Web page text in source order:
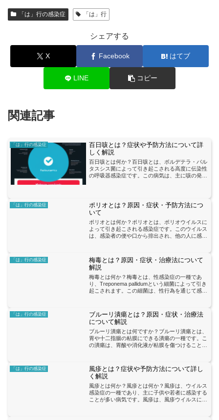
「は」行の感染症 「は」行
シェアする
X Facebook はてブ
LINE コピー
関連記事
「は」行の感染症
百日咳とは？症状や予防方法について詳
しく解説
百日咳とは何か？百日咳とは、ボルデテラ・パル
タスシス菌によって引き起こされる高度に伝染性
の呼吸器感染症です。この病気は、主に咳の発
「は」行の感染症
ポリオとは？原因・症状・予防方法につ
いて
ポリオとは何か？ポリオとは、ポリオウイルスに
よって引き起こされる感染症です。このウイルス
は、感染者の便や口から排出され、他の人に感染
オの主な症状には、発...
「は」行の感染症
梅毒とは？原因・症状・治療法について
解説
梅毒とは何か？梅毒とは、性感染症の一種であ
り、Treponema pallidumという細菌によって引き
起こされます。この細菌は、性行為を通じて感染
の症...
「は」行の感染症
ブルーリ潰瘍とは？原因・症状・治療法
について解説
ブルーリ潰瘍とは何ですか？ブルーリ潰瘍とは、
胃や十二指腸の粘膜にできる潰瘍の一種です。こ
の潰瘍は、胃酸や消化液が粘膜を傷つけることに
薬（NSAIDs）の...
「は」行の感染症
風疹とは？症状や予防方法について詳し
く解説
風疹とは何か？風疹とは何か？風疹は、ウイルス
感染症の一種であり、主に子供や若者に感染する
ことが多い病気です。風疹は、風疹ウイルスによ